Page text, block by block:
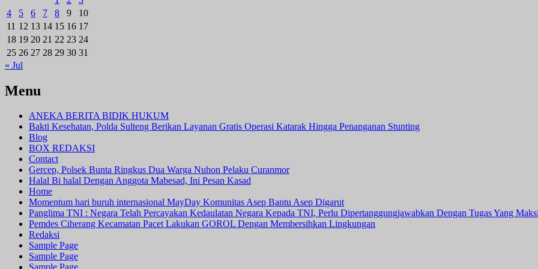
4
5 6 7 8 9
10
11 12 13 14 15 16 17
18 19 20 21 22 23 24
25 26 27 28 29 30 31
« Jul
Menu
ANEKA BERITA BIDIK HUKUM
Bakti Kesehatan, Polda Sulteng Berikan Layanan Gratis Operasi Katarak Hingga Penanganan Stunting
Blog
BOX REDAKSI
Contact
Gercep, Polsek Bunta Ringkus Dua Warga Nuhon Pelaku Curanmor
Halal Bi halal Dengan Anggota Mabesad, Ini Pesan Kasad
Home
Momentum hari buruh internasional MayDay Komunitas Asep Bantu Asep Digarut
Panglima TNI : Negara Telah Percayakan Kedaulatan Negara Kepada TNI, Perlu Dipertanggungjawabkan Dengan Tugas Yang
Pemdes Ciherang Kecamatan Pacet Lakukan GOROL Dengan Membersihkan Lingkungan
Redaksi
Sample Page
Sample Page